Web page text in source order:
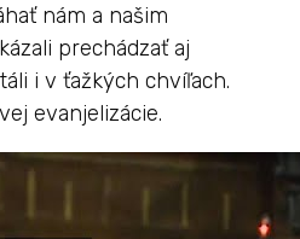
nám a našim
prechádzať aj
i v ťažkých chvíľach.
evanjelizácie.